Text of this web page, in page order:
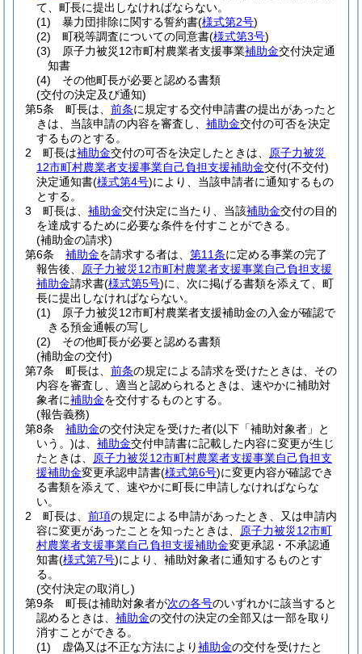
て、町長に提出しなければならない。
(1)
暴力団排除に関する誓約書(様式第2号)
(2)
町税等調査についての同意書(様式第3号)
(3)
原子力被災12市町村農業者支援事業補助金交付決定通
知書
(4)
その他町長が必要と認める書類
(交付の決定及び通知)
第5条
町長は、 前条に規定する交付申請書の提出があったと
きは、当該申請の内容を審査し、 補助金交付の可否を決定
するものとする。
2
町長は補助金交付の可否を決定したときは、
原子力被災
12市町村農業者支援事業自己負担支援補助金交付(不交付)
決定通知書(様式第4号)により、当該申請者に通知するもの
とする。
3
町長は、 補助金交付決定に当たり、当該補助金交付の目的
を達成するために必要な条件を付すことができる。
(補助金の請求)
第6条
補助金を請求する者は、 第11条に定める事業の完了
報告後、
原子力被災12市町村農業者支援事業自己負担支援
補助金請求書(様式第5号)に、次に掲げる書類を添えて、町
長に提出しなければならない。
(1)
原子力被災12市町村農業者支援補助金の入金が確認で
きる預金通帳の写し
(2)
その他町長が必要と認める書類
(補助金の交付)
第7条
町長は、 前条の規定による請求を受けたときは、その
内容を審査し、適当と認められるときは、速やかに補助対
象者に補助金を交付するものとする。
(報告義務)
第8条
補助金の交付決定を受けた者(以下「補助対象者」と
いう。)は、 補助金交付申請書に記載した内容に変更が生じ
たときは、
原子力被災12市町村農業者支援事業自己負担支
援補助金変更承認申請書(様式第6号)に変更内容が確認でき
る書類を添えて、速やかに町長に申請しなければならな
い。
2
町長は、 前項の規定による申請があったとき、又は申請内
容に変更があったことを知ったときは、
原子力被災12市町
村農業者支援事業自己負担支援補助金変更承認・不承認通
知書(様式第7号)により、補助対象者に通知するものとす
る。
(交付決定の取消し)
第9条
町長は補助対象者が次の各号のいずれかに該当すると
認めるときは、 補助金の交付の決定の全部又は一部を取り
消すことができる。
(1)
虚偽又は不正な方法により補助金の交付を受けたと